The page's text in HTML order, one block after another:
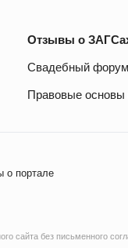
Отзывы о
Свадебный форум
Правовые основы
о портале
сайта без письменного